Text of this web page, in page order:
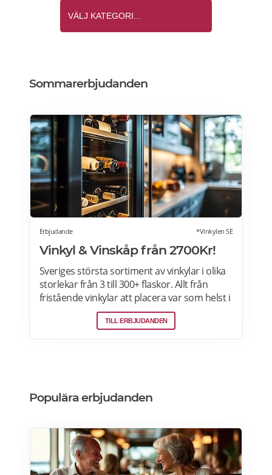
Sommarerbjudanden
Erbjudande *Vinkylen SE
Vinkyl & Vinskåp från 2700Kr!
Sveriges största sortiment av vinkylar i olika
storlekar från 3 till 300+ flaskor. Allt från
fristående vinkylar att placera var som helst i
hemmet, till inbyggda eller integrerbara
vinkylar som elegant smälter in i
TILL ERBJUDANDEN
Populära erbjudanden